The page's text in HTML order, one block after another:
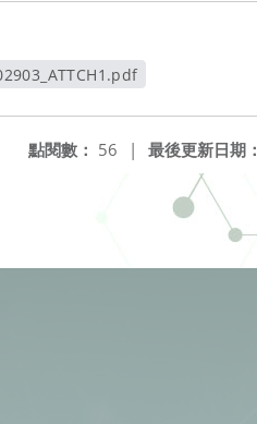
最後更新日期：
點閱數： 56 |